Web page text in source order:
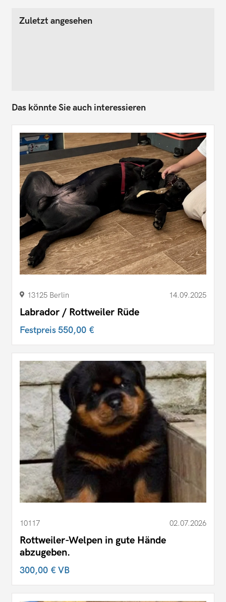
Zuletzt angesehen
Das könnte Sie auch interessieren
13125 Berlin 14.09.2025
Labrador / Rottweiler Rüde
Festpreis550,00 €
10117 02.07.2026
Rottweiler-Welpen in gute Hände
abzugeben.
300,00 €VB